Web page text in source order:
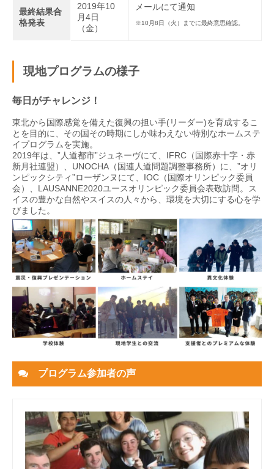
最終結果合
格発表
2019年10
月4日
（金）
メールにて通知
※10月8日（火）までに最終意思確認。
現地プログラムの様子
毎日がチャレンジ！
東北から国際感覚を備えた復興の担い手(リーダー)を育成するこ
とを目的に、その国その時期にしか味わえない特別なホームステ
イプログラムを実施。
2019年は、”人道都市”ジュネーヴにて、IFRC（国際赤十字・赤
新月社連盟）、UNOCHA（国連人道問題調整事務所）に、”オリ
ンピックシティ”ローザンヌにて、IOC（国際オリンピック委員
会）、LAUSANNE2020ユースオリンピック委員会表敬訪問。ス
イスの豊かな自然やスイスの人々から、環境を大切にする心を学
びました。
プログラム参加者の声